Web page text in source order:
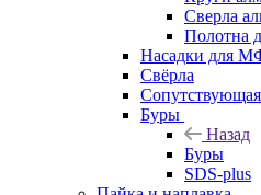
Сверла
Полотна
Насадки для
Свёрла
Сопутствующая
Буры
Назад
Буры
SDS-plus